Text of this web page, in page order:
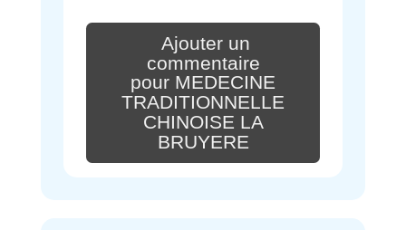
Ajouter un
commentaire
pour MEDECINE
TRADITIONNELLE
CHINOISE LA
BRUYERE